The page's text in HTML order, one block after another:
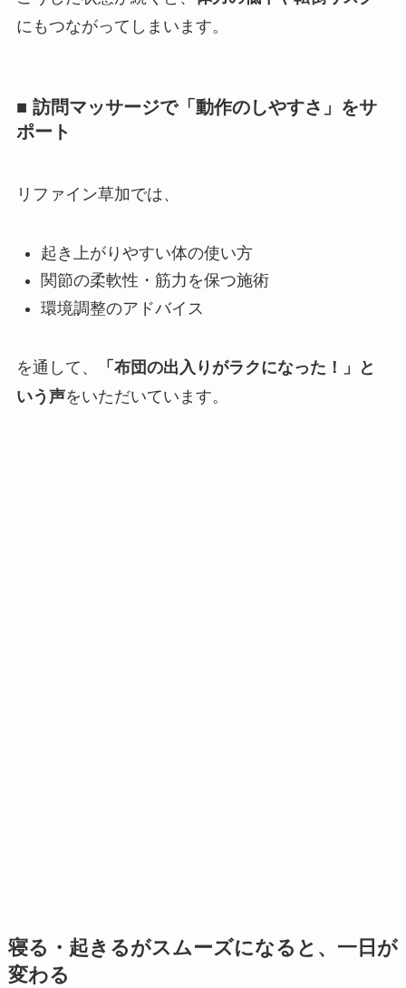
にもつながってしまいます。
■ 訪問マッサージで「動作のしやすさ」をサ
ポート
リファイン草加では、
起き上がりやすい体の使い方
関節の柔軟性・筋力を保つ施術
環境調整のアドバイス
を通して、
「布団の出入りがラクになった！」と
いう声をいただいています。
寝る・起きるがスムーズになると、一日が
変わる